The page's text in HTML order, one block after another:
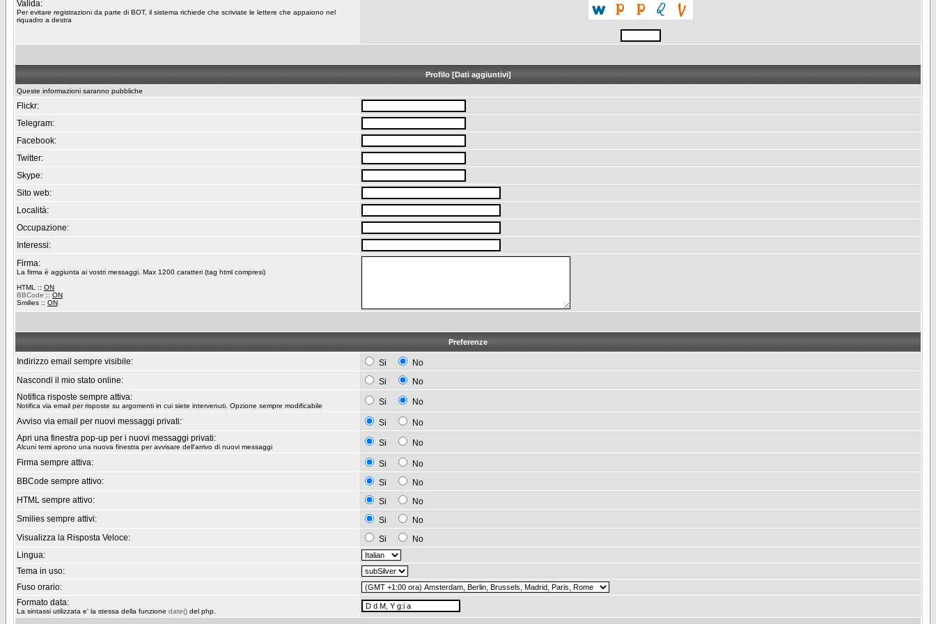
Valida:
Per evitare registrazioni da parte di BOT, il sistema richiede che scriviate le lettere che appaiono nel
riquadro a destra
Profilo [Dati aggiuntivi]
Queste informazioni saranno pubbliche
Flickr:
Telegram:
Facebook:
Twitter:
Skype:
Sito web:
Località:
Occupazione:
Interessi:
Firma:
La firma è aggiunta ai vostri messaggi. Max 1200 caratteri (tag html compresi)
HTML :: ON
BBCode :: ON
Smilies :: ON
Preferenze
Indirizzo email sempre visibile: Si
No
Nascondi il mio stato online:
Si
No
Notifica risposte sempre attiva:
Notifica via email per risposte su argomenti in cui siete intervenuti. Opzione sempre modificabile Si
No
Avviso via email per nuovi messaggi privati:
Si
No
Apri una finestra pop-up per i nuovi messaggi privati:
Alcuni temi aprono una nuova finestra per avvisare dell'arrivo di nuovi messaggi Si
No
Firma sempre attiva:
Si
No
BBCode sempre attivo:
Si
No
HTML sempre attivo:
Si
No
Smilies sempre attivi:
Si
No
Visualizza la Risposta Veloce:
Si
No
Lingua:
Tema in uso:
Fuso orario:
Formato data:
La sintassi utilizzata e' la stessa della funzione date() del php.